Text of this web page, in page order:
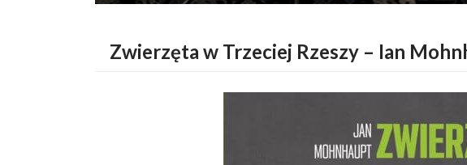
Zwierzęta w Trzeciej Rzeszy – Ian